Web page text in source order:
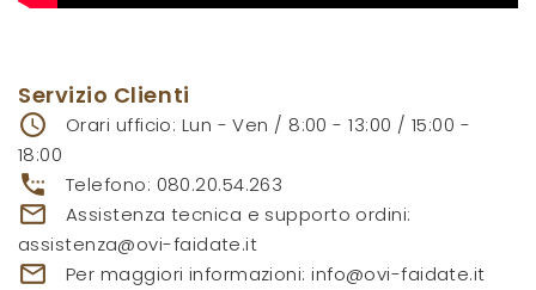
Servizio Clienti
access_time
Orari ufficio: Lun - Ven / 8:00 - 13:00 / 15:00 -
18:00
settings_phone Telefono: 080.20.54.263
mail_outline
Assistenza tecnica e supporto ordini:
assistenza@ovi-faidate.it
mail_outline Per maggiori informazioni:info@ovi-faidate.it